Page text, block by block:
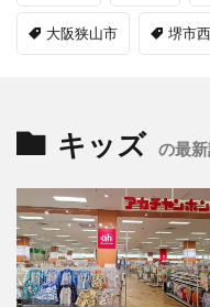
大阪狭山市 堺市
キッズ の最